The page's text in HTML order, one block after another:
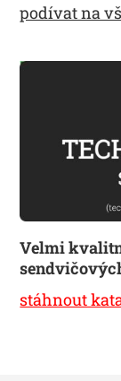
podívat na
Velmi
stáhnout